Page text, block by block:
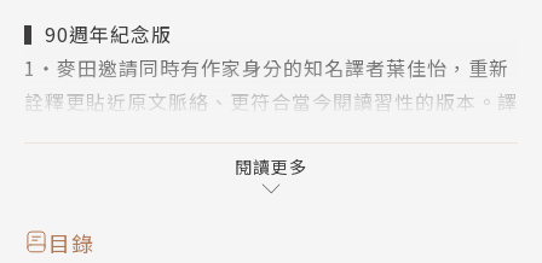
▍90週年紀念版
1‧麥田邀請同時有作家身分的知名譯者葉佳怡，重新
詮釋更貼近原文脈絡、更符合當今閱讀習性的版本。譯
文學作品有關的指涉，重建福克納寫作當時的時代氛
2‧邀請台灣大學外國語文學系蔡秀枝教授擔綱導讀。
閱讀更多
目錄